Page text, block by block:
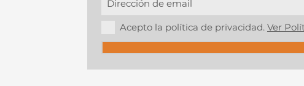
Acepto la política de privacidad. Ver